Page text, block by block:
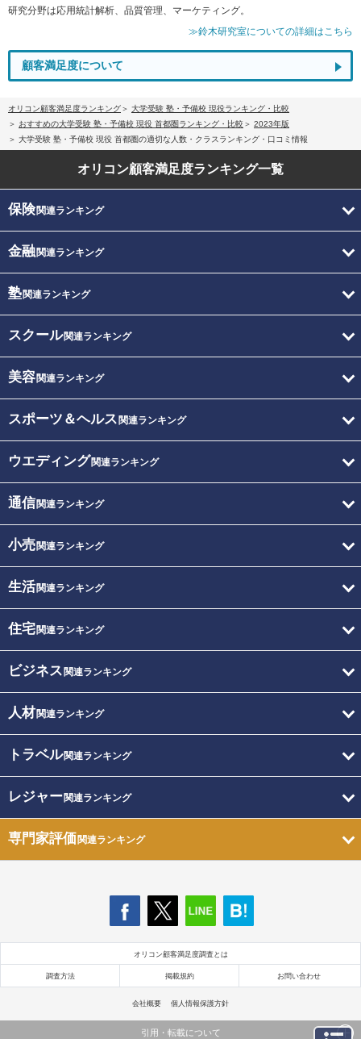
研究分野は応用統計解析、品質管理、マーケティング。
≫鈴木研究室についての詳細はこちら
顧客満足度について
オリコン顧客満足度ランキング
大学受験 塾・予備校 現役ランキング・比較
おすすめの大学受験 塾・予備校 現役 首都圏ランキング・比較
2023年版
大学受験 塾・予備校 現役 首都圏の適切な人数・クラスランキング・口コミ情報
オリコン顧客満足度ランキング一覧
保険関連ランキング
金融関連ランキング
塾関連ランキング
スクール関連ランキング
美容関連ランキング
スポーツ＆ヘルス 関連ランキング
ウエディング関連ランキング
通信関連ランキング
小売関連ランキング
生活関連ランキング
住宅関連ランキング
ビジネス 関連ランキング
人材関連ランキング
トラベル関連ランキング
レジャー関連ランキング
専門家評価関連ランキング
オリコン顧客満足度調査とは
調査方法 掲載規約 お問い合わせ
会社概要 個人情報保護方針
引用・転載について